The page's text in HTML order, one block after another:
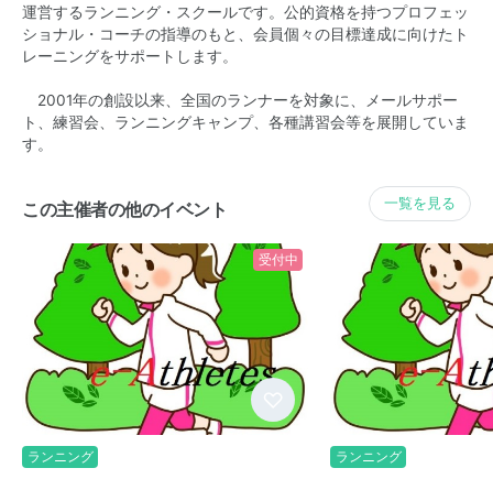
運営するランニング・スクールです。公的資格を持つプロフェッ
ショナル・コーチの指導のもと、会員個々の目標達成に向けたト
レーニングをサポートします。
2001年の創設以来、全国のランナーを対象に、メールサポー
ト、練習会、ランニングキャンプ、各種講習会等を展開していま
す。
この主催者の他のイベント 一覧を見る
受付中
ランニング ランニング